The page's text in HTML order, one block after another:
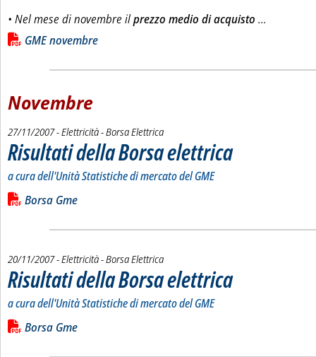
• Nel mese di novembre ilprezzo medio di acquisto ...
Lista allegati PDF alla notizia
GME novembre
Novembre
27/11/2007- Elettricità - Borsa Elettrica
Risultati della Borsa elettrica. Sottotitolo: a cura
. Pubblicata martedì 27
a cura dell'Unità Statistiche di mercato del GME
Leggi tutta la notizia: 'Risultati della Borsa elettrica'
Lista allegati PDF alla notizia
Borsa Gme
20/11/2007- Elettricità - Borsa Elettrica
Risultati della Borsa elettrica. Sottotitolo: a cura
. Pubblicata martedì 20
a cura dell'Unità Statistiche di mercato del GME
Leggi tutta la notizia: 'Risultati della Borsa elettrica'
Lista allegati PDF alla notizia
Borsa Gme